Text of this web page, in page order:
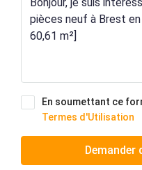
En soumettant ce
Termes d'Utilisation